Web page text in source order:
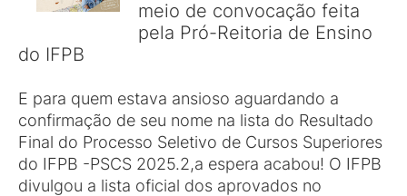
meio de convocação feita
pela Pró-Reitoria de Ensino
do IFPB
E para quem estava ansioso aguardando a
confirmação de seu nome na lista do Resultado
Final do Processo Seletivo de Cursos Superiores
do IFPB -PSCS 2025.2,a espera acabou! O IFPB
divulgou a lista oficial dos aprovados no